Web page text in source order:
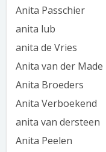
Anita Passchier
anita lub
anita de Vries
Anita van der Made
Anita Broeders
Anita Verboekend
anita van dersteen
Anita Peelen